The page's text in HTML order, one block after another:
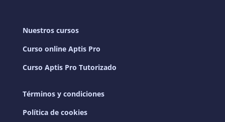
Nuestros cursos
Curso online Aptis Pro
Curso Aptis Pro Tutorizado
Términos y condiciones
Política de cookies